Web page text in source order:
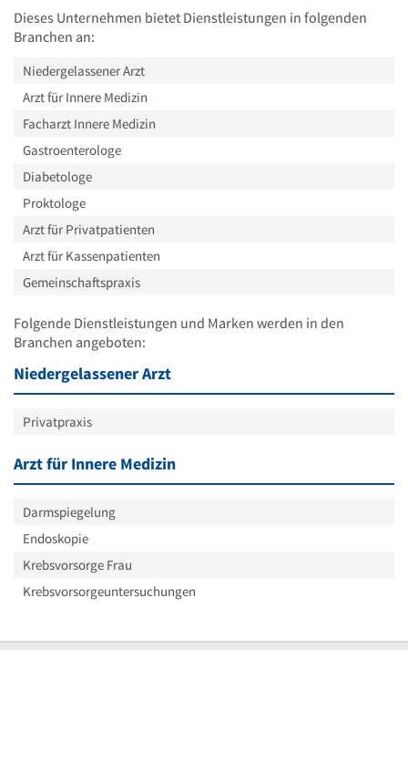
Dieses Unternehmen bietet Dienstleistungen in folgenden
Branchen an:
Niedergelassener Arzt
Arzt für Innere Medizin
Facharzt Innere Medizin
Gastroenterologe
Diabetologe
Proktologe
Arzt für Privatpatienten
Arzt für Kassenpatienten
Gemeinschaftspraxis
Folgende Dienstleistungen und Marken werden in den
Branchen angeboten:
Niedergelassener Arzt
Privatpraxis
Arzt für Innere Medizin
Darmspiegelung
Endoskopie
Krebsvorsorge Frau
Krebsvorsorgeuntersuchungen